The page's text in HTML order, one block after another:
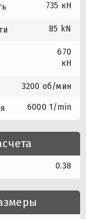
735 кН
85 kN
670
кН
3200 об/мин
6000 1/min
0.38